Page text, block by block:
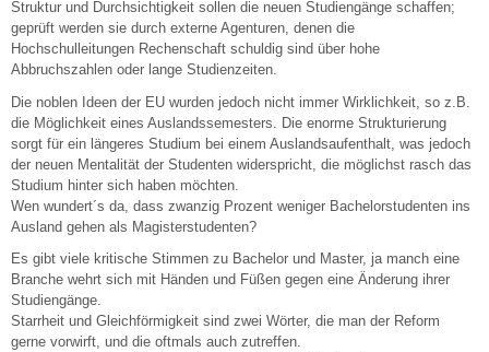
Struktur und Durchsichtigkeit sollen die neuen Studiengänge schaffen;
geprüft werden sie durch externe Agenturen, denen die
Hochschulleitungen Rechenschaft schuldig sind über hohe
Abbruchszahlen oder lange Studienzeiten.
Die noblen Ideen der EU wurden jedoch nicht immer Wirklichkeit, so z.B.
die Möglichkeit eines Auslandssemesters. Die enorme Strukturierung
sorgt für ein längeres Studium bei einem Auslandsaufenthalt, was jedoch
der neuen Mentalität der Studenten widerspricht, die möglichst rasch das
Studium hinter sich haben möchten.
Wen wundert´s da, dass zwanzig Prozent weniger Bachelorstudenten ins
Ausland gehen als Magisterstudenten?
Es gibt viele kritische Stimmen zu Bachelor und Master, ja manch eine
Branche wehrt sich mit Händen und Füßen gegen eine Änderung ihrer
Studiengänge.
Starrheit und Gleichförmigkeit sind zwei Wörter, die man der Reform
gerne vorwirft, und die oftmals auch zutreffen.